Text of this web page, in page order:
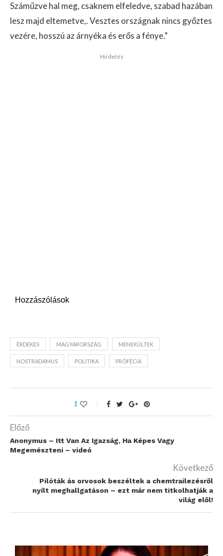
Száműzve hal meg, csaknem elfeledve, szabad hazában
lesz majd eltemetve,. Vesztes országnak nincs győztes
vezére, hosszú az árnyéka és erős a fénye.”
Hirdetés
Hozzászólások
ÉRDEKES MAGYARORSZÁG MENEKÜLTEK
NOSTRADAMUS POLITIKA PRÓFÉCIA
1
Előző
Anonymus – Itt Van Az Igazság, Ha Képes Vagy
Megemészteni – videó
Következő
Pilóták ás orvosok beszéltek a chemtrailezésről
nyílt meghallgatáson – ezt már nem titkolhatják a
világ elől!